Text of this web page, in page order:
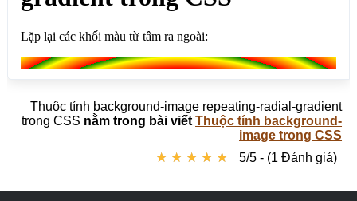
Thuộc tính background-image repeating-radial-gradient
trong CSS nằm trong bài viết Thuộc tính background-
image trong CSS
★ ★ ★ ★ ★
★ ★ ★ ★ ★ 5/5 - (1 Đánh giá)